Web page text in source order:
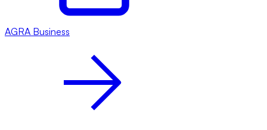
AGRA Business